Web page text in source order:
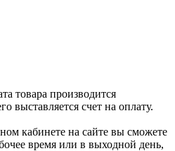
товара производится
выставляется счет на оплату.
кабинете на сайте вы сможете
время или в выходной день,